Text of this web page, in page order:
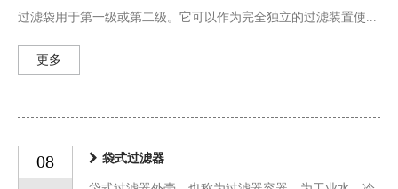
过滤袋用于第一级或第二级。它可以作为完全独立的过滤装置使...
更多
08 袋式过滤器